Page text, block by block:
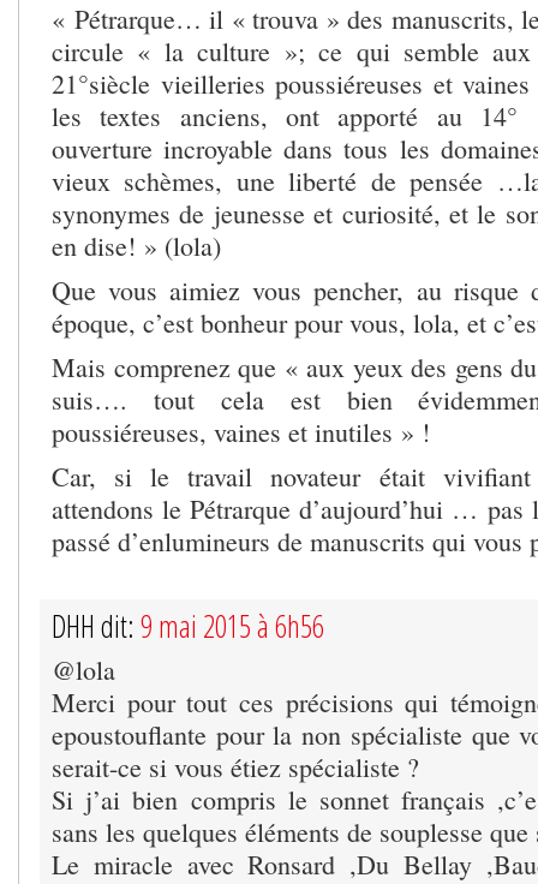
« Pétrarque… il « trouva » des manuscrits,
circule « la culture »; ce qui semble aux
21°siècle vieilleries poussiéreuses et
les textes anciens, ont apporté au 14°
ouverture incroyable dans tous les
vieux schèmes, une liberté de pensée
synonymes de jeunesse et curiosité, et le
en dise! » (lola)
Que vous aimiez vous pencher, au risque
époque, c’est bonheur pour vous, lola, et
Mais comprenez que « aux yeux des gens
suis…. tout cela est bien
poussiéreuses, vaines et inutiles » !
Car, si le travail novateur était vivifiant
attendons le Pétrarque d’aujourd’hui … pas
passé d’enlumineurs de manuscrits qui vous
DHH dit: 9 mai 2015 à 6h56
@lola
Merci pour tout ces précisions qui
epoustouflante pour la non spécialiste que
serait-ce si vous étiez spécialiste ?
Si j’ai bien compris le sonnet français
sans les quelques éléments de souplesse
Le miracle avec Ronsard ,Du Bellay